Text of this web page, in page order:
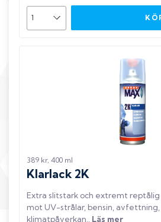
389 kr, 400 ml
Klarlack 2K
Extra slitstark och extremt
mot UV-strålar, bensin,
klimatpåverkan.. Läs mer